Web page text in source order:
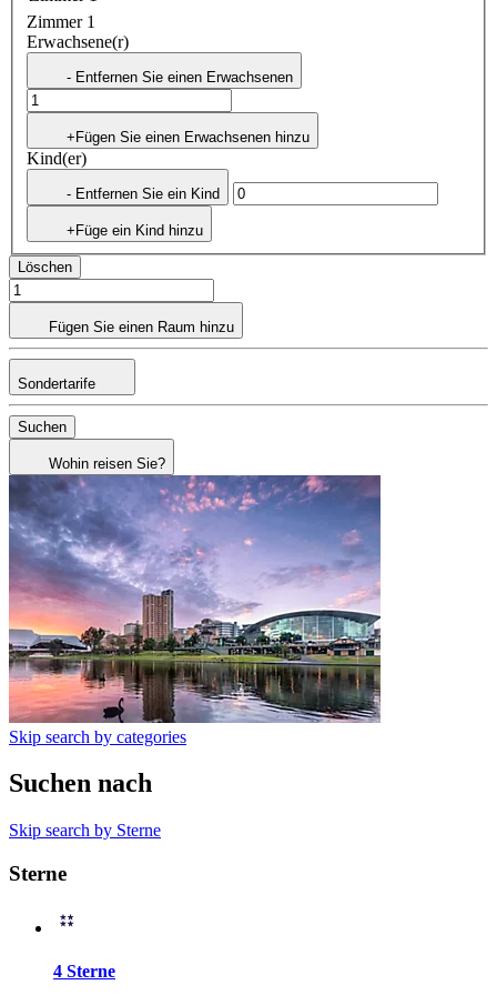
Zimmer 1
Erwachsene(r)
- Entfernen Sie einen Erwachsenen
+Fügen Sie einen Erwachsenen hinzu
Kind(er)
- Entfernen Sie ein Kind
+Füge ein Kind hinzu
Löschen
Fügen Sie einen Raum hinzu
Sondertarife
Suchen
Wohin reisen Sie?
Skip search by categories
Suchen nach
Skip search by Sterne
Sterne
4 Sterne